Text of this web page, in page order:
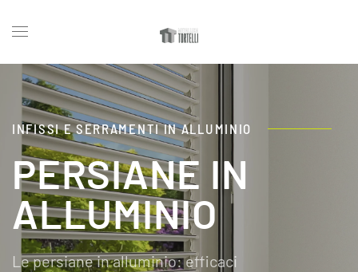
INFISSI E SERRAMENTI IN ALLUMINIO
PERSIANE IN
ALLUMINIO
Le persiane in alluminio: efficaci